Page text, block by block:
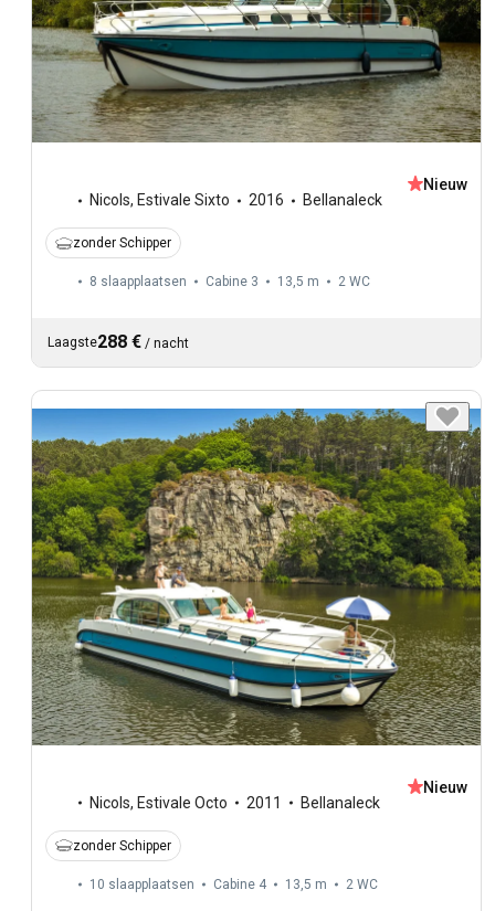
Nicols, Estivale Sixto 2016 Bellanaleck
Nieuw
zonder Schipper
8 slaapplaatsen Cabine 3 13,5 m 2 WC
Laagste288 € / nacht
Nicols, Estivale Octo 2011 Bellanaleck
Nieuw
zonder Schipper
10 slaapplaatsen Cabine 4 13,5 m 2 WC